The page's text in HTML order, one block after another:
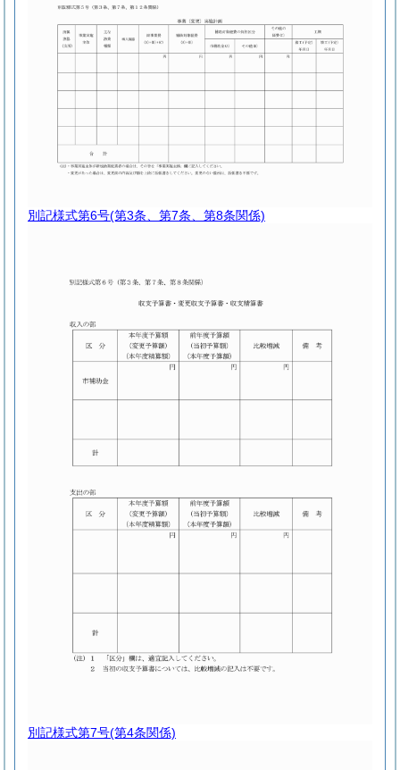
別記様式第6号(第3条、第7条、第8条関係)
別記様式第7号(第4条関係)